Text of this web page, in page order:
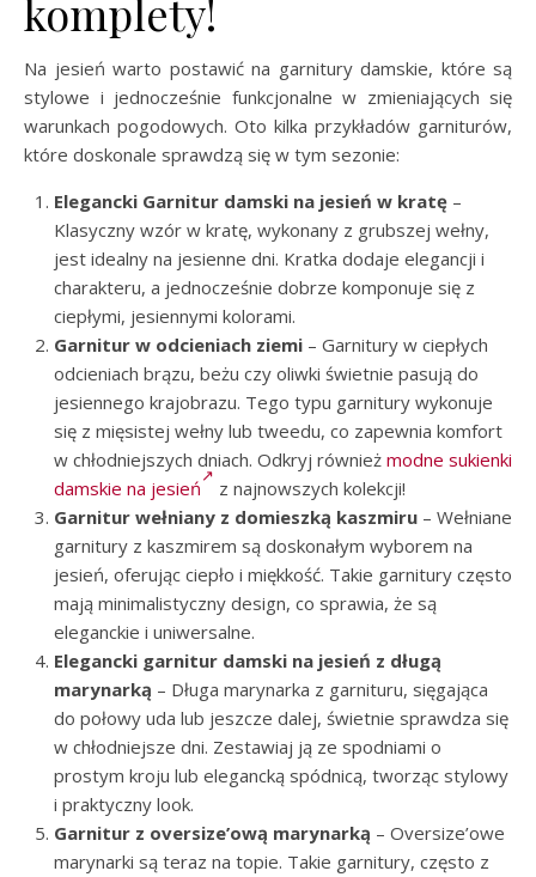
komplety!
Na jesień warto postawić na garnitury damskie, które są
stylowe i jednocześnie funkcjonalne w zmieniających się
warunkach pogodowych. Oto kilka przykładów garniturów,
które doskonale sprawdzą się w tym sezonie:
Elegancki Garnitur damski na jesień w kratę –
Klasyczny wzór w kratę, wykonany z grubszej wełny,
jest idealny na jesienne dni. Kratka dodaje elegancji i
charakteru, a jednocześnie dobrze komponuje się z
ciepłymi, jesiennymi kolorami.
Garnitur w odcieniach ziemi – Garnitury w ciepłych
odcieniach brązu, beżu czy oliwki świetnie pasują do
jesiennego krajobrazu. Tego typu garnitury wykonuje
się z mięsistej wełny lub tweedu, co zapewnia komfort
w chłodniejszych dniach. Odkryj również modne sukienki
damskie na jesień
z najnowszych kolekcji!
Garnitur wełniany z domieszką kaszmiru – Wełniane
garnitury z kaszmirem są doskonałym wyborem na
jesień, oferując ciepło i miękkość. Takie garnitury często
mają minimalistyczny design, co sprawia, że są
eleganckie i uniwersalne.
Elegancki garnitur damski na jesień z długą
marynarką – Długa marynarka z garnituru, sięgająca
do połowy uda lub jeszcze dalej, świetnie sprawdza się
w chłodniejsze dni. Zestawiaj ją ze spodniami o
prostym kroju lub elegancką spódnicą, tworząc stylowy
i praktyczny look.
Garnitur z oversize’ową marynarką – Oversize’owe
marynarki są teraz na topie. Takie garnitury, często z